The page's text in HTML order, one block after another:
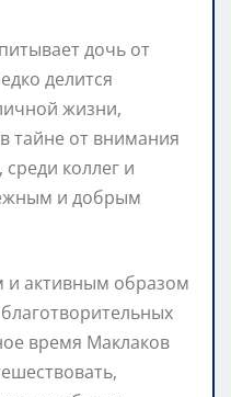
дочь от
делится
жизни,
тайне от внимания
коллег и
и добрым
и активным образом
время Маклаков